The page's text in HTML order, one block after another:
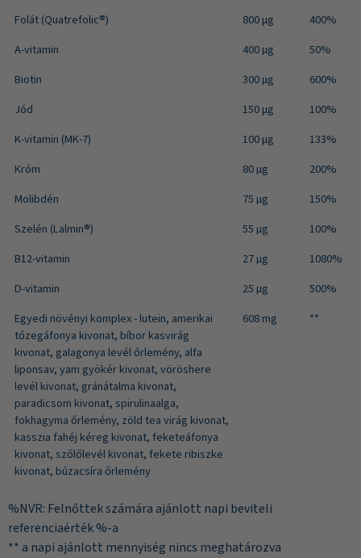
Folát (Quatrefolic®)
800 μg
400%
A-vitamin
400 µg
50%
Biotin
300 µg
600%
Jód
150 μg
100%
K-vitamin (MK-7)
100 μg
133%
Króm
80 µg
200%
Molibdén
75 µg
150%
Szelén (Lalmin®)
55 µg
100%
B12-vitamin
27 µg
1080%
D-vitamin
25 µg
500%
Egyedi növényi komplex - lutein, amerikai
tőzegáfonya kivonat, bíbor kasvirág
kivonat, galagonya levél őrlemény, alfa
liponsav, yam gyökér kivonat, vöröshere
levél kivonat, gránátalma kivonat,
paradicsom kivonat, spirulinaalga,
fokhagyma őrlemény, zöld tea virág kivonat,
kasszia fahéj kéreg kivonat, feketeáfonya
kivonat, szőlőlevél kivonat, fekete ribiszke
kivonat, búzacsíra őrlemény
608 mg **
%NVR: Felnőttek számára ajánlott napi beviteli
referenciaérték %-a
** a napi ajánlott mennyiség nincs meghatározva